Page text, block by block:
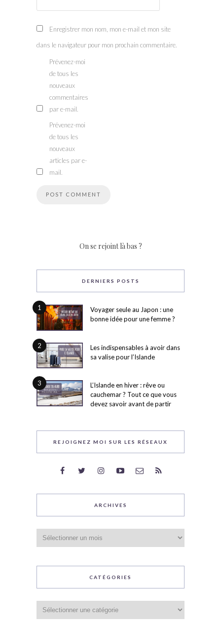
Enregistrer mon nom, mon e-mail et mon site
dans le navigateur pour mon prochain commentaire.
Prévenez-moi
de tous les
nouveaux
commentaires
par e-mail.
Prévenez-moi
de tous les
nouveaux
articles par e-
mail.
On se rejoint là bas ?
DERNIERS POSTS
1
Voyager seule au Japon : une
bonne idée pour une femme ?
2
Les indispensables à avoir dans
sa valise pour l’Islande
3
L’Islande en hiver : rêve ou
cauchemar ? Tout ce que vous
devez savoir avant de partir
REJOIGNEZ MOI SUR LES RÉSEAUX
ARCHIVES
CATÉGORIES